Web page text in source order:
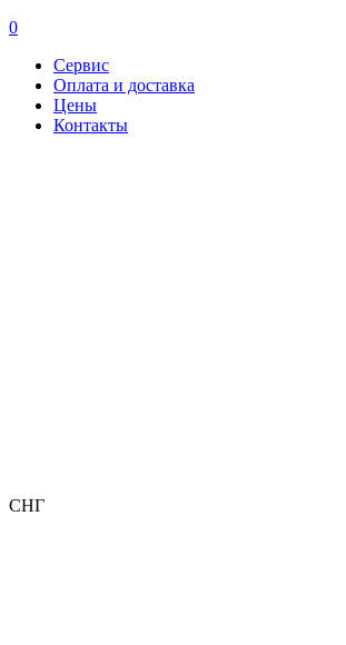
0
Сервис
Оплата и доставка
Цены
Контакты
СНГ